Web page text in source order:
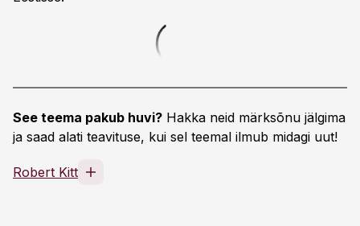
See teema pakub huvi? Hakka neid märksõnu jälgima
ja saad alati teavituse, kui sel teemal ilmub midagi uut!
Robert Kitt